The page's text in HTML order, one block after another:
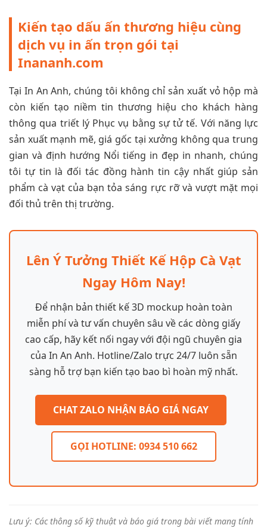
Kiến tạo dấu ấn thương hiệu cùng
dịch vụ in ấn trọn gói tại
Inananh.com
Tại In An Anh, chúng tôi không chỉ sản xuất vỏ hộp mà
còn kiến tạo niềm tin thương hiệu cho khách hàng
thông qua triết lý Phục vụ bằng sự tử tế. Với năng lực
sản xuất mạnh mẽ, giá gốc tại xưởng không qua trung
gian và định hướng Nổi tiếng in đẹp in nhanh, chúng
tôi tự tin là đối tác đồng hành tin cậy nhất giúp sản
phẩm cà vạt của bạn tỏa sáng rực rỡ và vượt mặt mọi
đối thủ trên thị trường.
Lên Ý Tưởng Thiết Kế Hộp Cà Vạt
Ngay Hôm Nay!
Để nhận bản thiết kế 3D mockup hoàn toàn
miễn phí và tư vấn chuyên sâu về các dòng giấy
cao cấp, hãy kết nối ngay với đội ngũ chuyên gia
của In An Anh. Hotline/Zalo trực 24/7 luôn sẵn
sàng hỗ trợ bạn kiến tạo bao bì hoàn mỹ nhất.
CHAT ZALO NHẬN BÁO GIÁ NGAY
GỌI HOTLINE: 0934 510 662
Lưu ý: Các thông số kỹ thuật và báo giá trong bài viết mang tính